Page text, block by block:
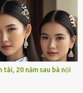
lý cho chuyến đi biển
nghỉ ngơi nhé, anh đưa
nghịch cát. Về chắc nó
– Ông Minh cười
gái ríu rít chuẩn bị mà
bận buôn bán ở chợ,
lấy mẹ trước khi đi:
xe khách lăn
20 năm sau bà nội